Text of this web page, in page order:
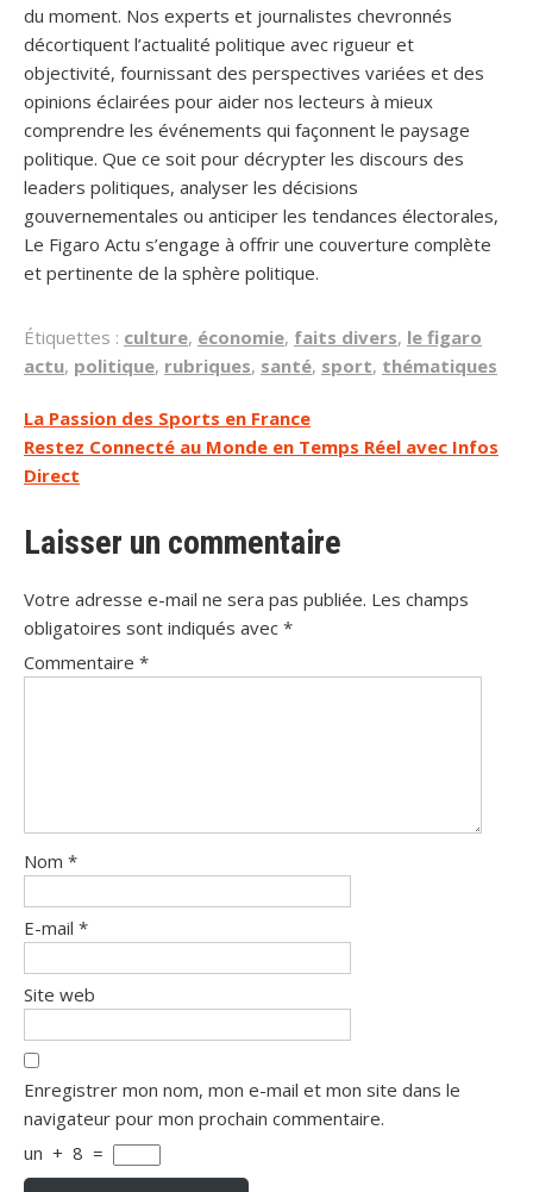
du moment. Nos experts et journalistes chevronnés
décortiquent l’actualité politique avec rigueur et
objectivité, fournissant des perspectives variées et des
opinions éclairées pour aider nos lecteurs à mieux
comprendre les événements qui façonnent le paysage
politique. Que ce soit pour décrypter les discours des
leaders politiques, analyser les décisions
gouvernementales ou anticiper les tendances électorales,
Le Figaro Actu s’engage à offrir une couverture complète
et pertinente de la sphère politique.
Étiquettes : culture, économie, faits divers, le figaro
actu, politique, rubriques, santé, sport, thématiques
Navigation
de
l’article
La Passion des Sports en France
Restez Connecté au Monde en Temps Réel avec Infos
Direct
Laisser un commentaire
Votre adresse e-mail ne sera pas publiée. Les champs
obligatoires sont indiqués avec *
Commentaire *
Nom *
E-mail *
Site web
Enregistrer mon nom, mon e-mail et mon site dans le
navigateur pour mon prochain commentaire.
un + 8 =